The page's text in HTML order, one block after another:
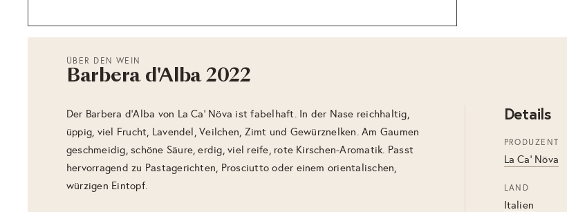
ÜBER DEN WEIN
Barbera d'Alba 2022
Der Barbera d'Alba von La Ca' Növa ist fabelhaft. In der Nase reichhaltig,
üppig, viel Frucht, Lavendel, Veilchen, Zimt und Gewürznelken. Am Gaumen
geschmeidig, schöne Säure, erdig, viel reife, rote Kirschen-Aromatik. Passt
hervorragend zu Pastagerichten, Prosciutto oder einem orientalischen,
würzigen Eintopf.
Details
PRODUZENT
La Ca' Növa
LAND
Italien